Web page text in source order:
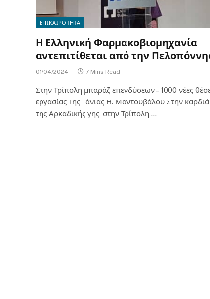
ΕΠΙΚΑΙΡΟΤΗΤΑ
Η Ελληνική Φαρμακοβιομηχανία
αντεπιτίθεται από την
01/04/2024 7 Mins Read
Στην Τρίπολη μπαράζ επενδύσεων – 1000 νέες
εργασίας Της Τάνιας Η. Μαντουβάλου Στην καρδιά
της Αρκαδικής γης, στην Τρίπολη,…